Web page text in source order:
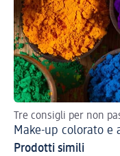
Tre consigli per non
Make-up colorato e
Prodotti simili